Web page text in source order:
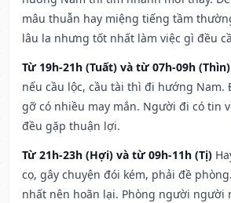
mâu thuẫn hay miệng tiếng tầm
lâu la nhưng tốt nhất làm việc gì đều
Từ 19h-21h (Tuất) và từ 07h-09h (Thìn)
nếu cầu lộc, cầu tài thì đi hướng Nam.
gỡ có nhiều may mắn. Người đi có tin
đều gặp thuận lợi.
Từ 21h-23h (Hợi) và từ 09h-11h (Tị)
cọ, gây chuyện đói kém, phải đề
nhất nên hoãn lại. Phòng người người